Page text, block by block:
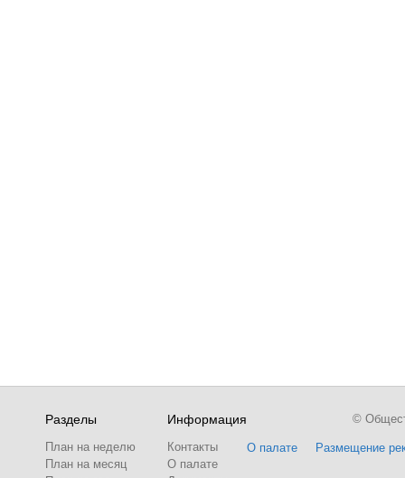
Разделы
План на неделю
План на месяц
Информация
Контакты
О палате
О палате Размещение
©